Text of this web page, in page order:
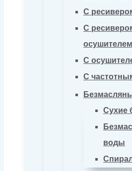
С
С
осушителем
С
С
Сухие
воды